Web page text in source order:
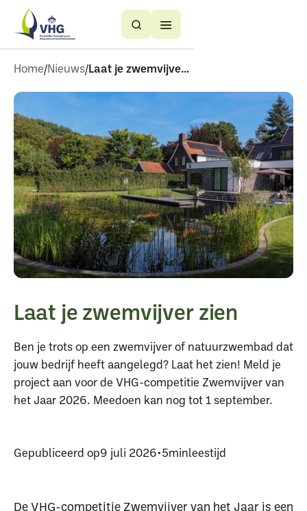
Button
Text
Button
Text
Home Nieuws Laat je zwemvijver zien
Laat je zwemvijver zien
Ben je trots op een zwemvijver of natuurzwembad dat
jouw bedrijf heeft aangelegd? Laat het zien! Meld je
project aan voor de VHG-competitie Zwemvijver van
het Jaar 2026.⁠ Meedoen kan nog tot 1 september.
Gepubliceerd op9 juli 2026•5minleestijd
De VHG-competitie Zwemvijver van het Jaar is een